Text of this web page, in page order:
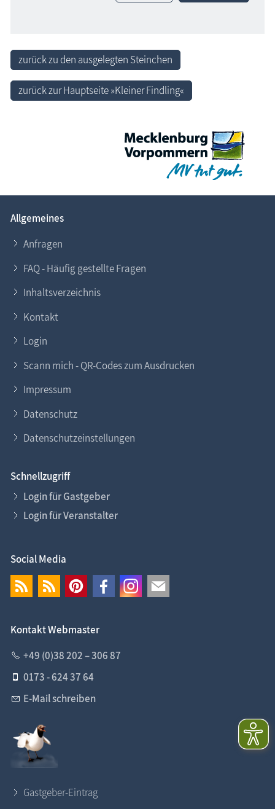
zurück zu den ausgelegten Steinchen
zurück zur Hauptseite »Kleiner Findling«
Allgemeines
Anfragen
FAQ - Häufig gestellte Fragen
Inhaltsverzeichnis
Kontakt
Login
Scann mich - QR-Codes zum Ausdrucken
Impressum
Datenschutz
Datenschutzeinstellungen
Schnellzugriff
Login für Gastgeber
Login für Veranstalter
Social Media
Kontakt Webmaster
+49 (0)38 202 – 306 87
0173 - 624 37 64
E-Mail schreiben
Gastgeber-Eintrag